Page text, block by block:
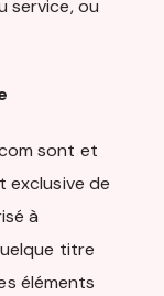
service, ou
sont et
de
à
titre
éléments